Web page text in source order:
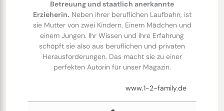
Betreuung und staatlich anerkannte
Erzieherin. Neben ihrer beruflichen Laufbahn, ist
sie Mutter von zwei Kindern. Einem Mädchen und
einem Jungen. Ihr Wissen und ihre Erfahrung
schöpft sie also aus beruflichen und privaten
Herausforderungen. Das macht sie zu einer
perfekten Autorin für unser Magazin.
www.1-2-family.de